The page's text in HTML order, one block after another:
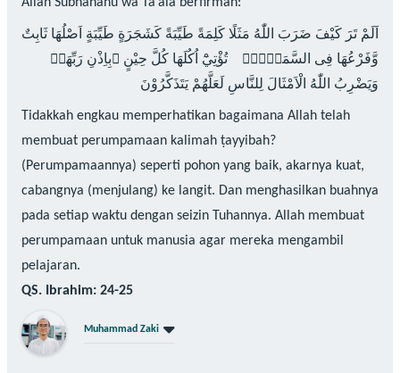
اَلَمْ تَرَ كَيْفَ ضَرَبَ اللّٰهُ مَثَلًا كَلِمَةً طَيِّبَةً كَشَجَرَةٍ طَيِّبَةٍ اَصْلُهَا ثَابِتٌ
وَّفَرْعُهَا فِى السَّمَاۤءِۙ تُؤْتِيْٓ اُكُلَهَا كُلَّ حِيْنٍ ۢبِاِذْنِ رَبِّهَاۗ
وَيَضْرِبُ اللّٰهُ الْاَمْثَالَ لِلنَّاسِ لَعَلَّهُمْ يَتَذَكَّرُوْنَ
Tidakkah engkau memperhatikan bagaimana Allah telah
membuat perumpamaan kalimah ṭayyibah?
(Perumpamaannya) seperti pohon yang baik, akarnya kuat,
cabangnya (menjulang) ke langit. Dan menghasilkan buahnya
pada setiap waktu dengan seizin Tuhannya. Allah membuat
perumpamaan untuk manusia agar mereka mengambil
pelajaran.
QS. Ibrahim: 24-25
Muhammad Zaki